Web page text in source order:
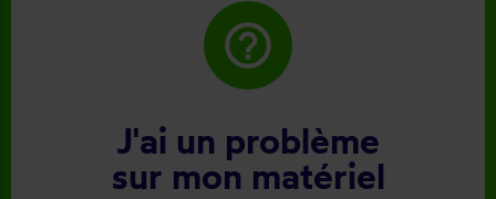
help_outline
J'ai un problème
sur mon matériel